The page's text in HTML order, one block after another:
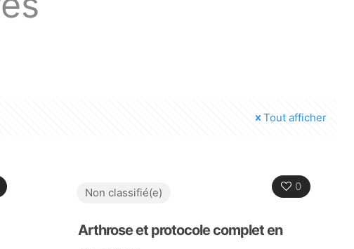
Tout afficher
0
Non classifié(e)
Arthrose et protocole complet en